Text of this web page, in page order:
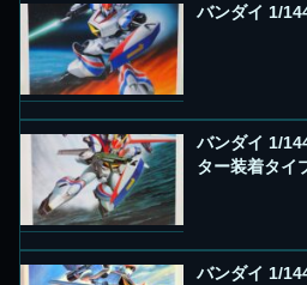
バンダイ 1/
バンダイ 1/
ター装着タイ
バンダイ 1/